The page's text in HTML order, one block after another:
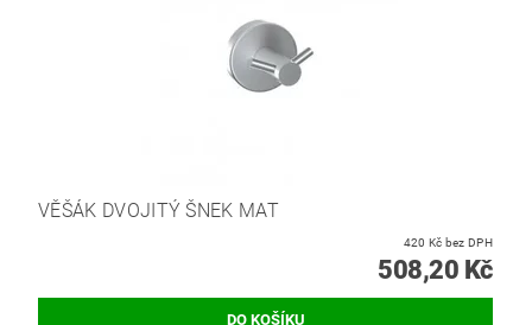
VĚŠÁK DVOJITÝ ŠNEK MAT
420 Kč bez DPH
508,20 Kč